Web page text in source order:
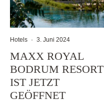
Hotels · 3. Juni 2024
MAXX ROYAL
BODRUM RESORT
IST JETZT
GEÖFFNET